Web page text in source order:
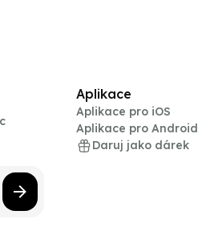
Aplikace
Aplikace pro iOS
Aplikace pro Android
Daruj jako dárek